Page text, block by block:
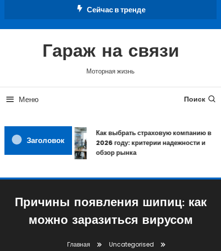
Сейчас в тренде
Гараж на связи
Моторная жизнь
Меню Поиск
Заголовок
Как выбрать страховую компанию в
2026 году: критерии надежности и
обзор рынка
Причины появления шипиц: как
можно заразиться вирусом
Главная
Uncategorised